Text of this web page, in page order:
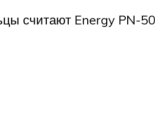
считают Energy PN-